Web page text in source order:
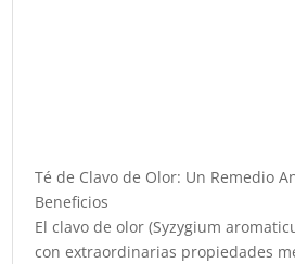
Té de Clavo de Olor: Un Remedio
Beneficios
El clavo de olor (Syzygium
con extraordinarias propiedades